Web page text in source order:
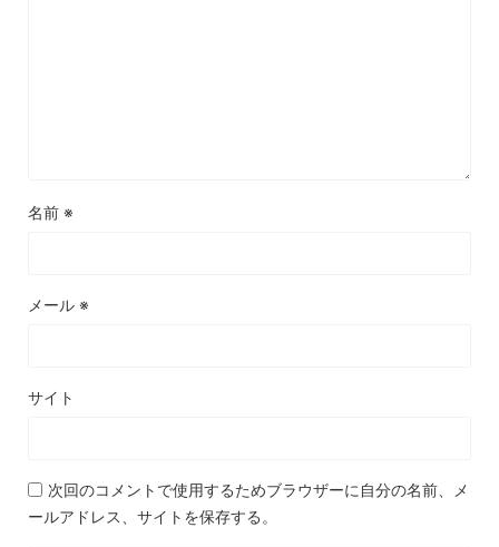
名前 ※
メール ※
サイト
次回のコメントで使用するためブラウザーに自分の名前、メ
ールアドレス、サイトを保存する。